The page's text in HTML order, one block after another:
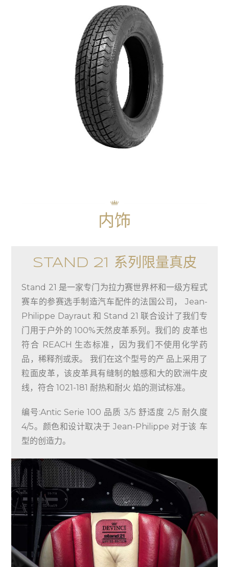
内饰
STAND 21 系列限量真皮
Stand 21 是一家专门为拉力赛世界杯和一级方程式
赛车的参赛选手制造汽车配件的法国公司， Jean-
Philippe Dayraut 和 Stand 21 联合设计了我们专
门用于户外的 100%天然皮革系列。我们的 皮革也
符合 REACH 生态标准，因为我们不使用化学药
品，稀释剂或汞。 我们在这个型号的产 品上采用了
粒面皮革，该皮革具有缝制的触感和大的欧洲牛皮
线，符合 1021-181 耐热和耐火 焰的测试标准。
编号:Antic Serie 100 品质 3/5 舒适度 2/5 耐久度
4/5。颜色和设计取决于 Jean-Philippe 对于该 车
型的创造力。